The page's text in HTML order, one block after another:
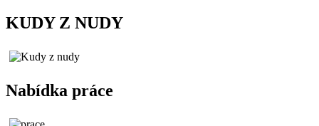
KUDY Z NUDY
Nabídka práce